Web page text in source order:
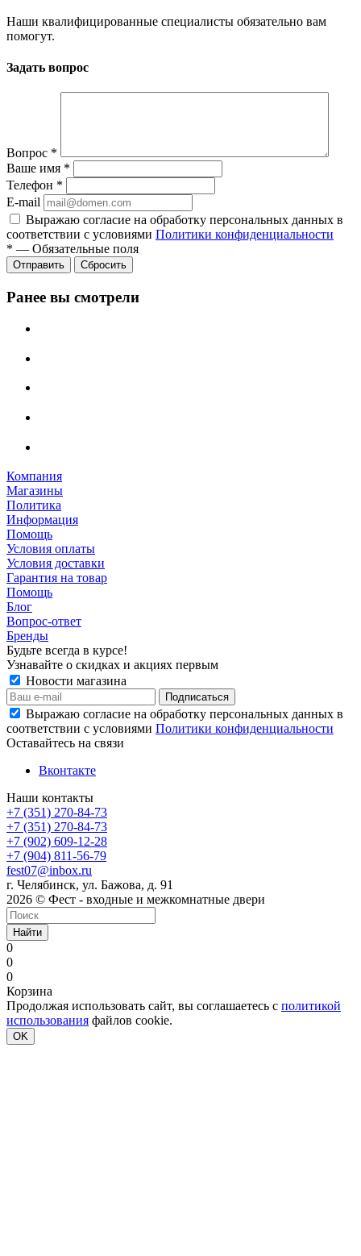
Наши квалифицированные специалисты обязательно вам
помогут.
Задать вопрос
Вопрос *
Ваше имя *
Телефон *
E-mail
Выражаю согласие на обработку персональных данных в
соответствии с условиями Политики конфиденциальности
* — Обязательные поля
Отправить Сбросить
Ранее вы смотрели
Компания
Магазины
Политика
Информация
Помощь
Условия оплаты
Условия доставки
Гарантия на товар
Помощь
Блог
Вопрос-ответ
Бренды
Будьте всегда в курсе!
Узнавайте о скидках и акциях первым
Новости магазина
Выражаю согласие на обработку персональных данных в
соответствии с условиями Политики конфиденциальности
Оставайтесь на связи
Вконтакте
Наши контакты
+7 (351) 270-84-73
+7 (351) 270-84-73
+7 (902) 609-12-28
+7 (904) 811-56-79
fest07@inbox.ru
г. Челябинск, ул. Бажова, д. 91
2026 © Фест - входные и межкомнатные двери
Найти
0
0
0
Корзина
Продолжая использовать сайт, вы соглашаетесь с политикой
использования файлов cookie.
OK